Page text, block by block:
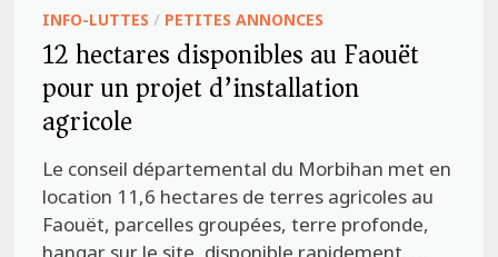
INFO-LUTTES / PETITES ANNONCES
12 hectares disponibles au Faouët
pour un projet d’installation
agricole
Le conseil départemental du Morbihan met en
location 11,6 hectares de terres agricoles au
Faouët, parcelles groupées, terre profonde,